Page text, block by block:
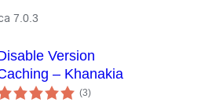
7.0.3
Version
– Khanakia
(3укупних
оцена
)